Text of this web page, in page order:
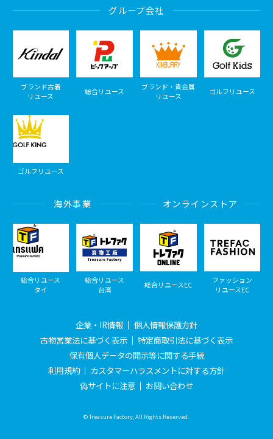
グループ会社
ブランド古着
リユース
総合リユース
ブランド・貴金属
リユース
ゴルフリユース
ゴルフリユース
海外事業
総合リユース
タイ
総合リユース
台湾
オンラインストア
総合リユースEC
ファッション
リユースEC
企業・IR情報
個人情報保護方針
古物営業法に基づく表示
特定商取引法に基づく表示
保有個人データの開示等に関する手続
利用規約
カスタマーハラスメントに対する方針
偽サイトに注意
お問い合わせ
© Treasure Factory, All Rights Reserved.